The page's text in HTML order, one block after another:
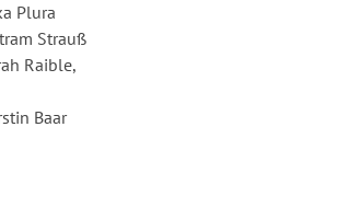
Plura
Strauß
Raible,
Baar